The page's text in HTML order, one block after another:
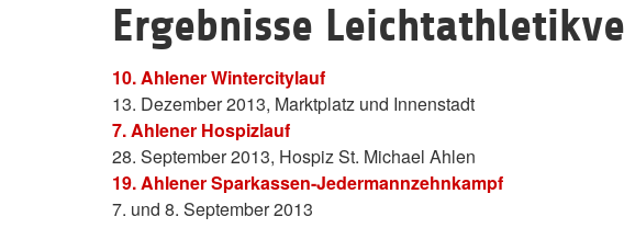
Ergebnisse
10. Ahlener Wintercitylauf
13. Dezember 2013, Marktplatz und Innenstadt
7. Ahlener Hospizlauf
28. September 2013, Hospiz St. Michael Ahlen
19. Ahlener Sparkassen-Jedermannzehnkampf
7. und 8. September 2013